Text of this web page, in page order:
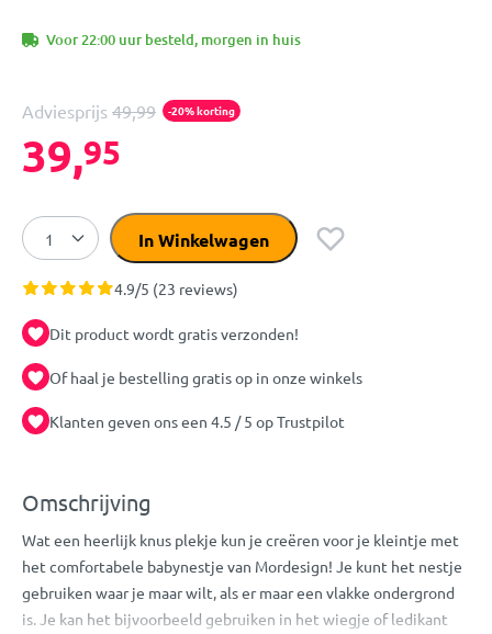
Voor 22:00 uur besteld, morgen in huis
Adviesprijs 49,99 -20% korting
39,95
In Winkelwagen
4.9/5 (23 reviews)
Dit product wordt gratis verzonden!
Of haal je bestelling gratis op in onze winkels
Klanten geven ons een 4.5 / 5 op Trustpilot
Omschrijving
Wat een heerlijk knus plekje kun je creëren voor je kleintje met
het comfortabele babynestje van Mordesign! Je kunt het nestje
gebruiken waar je maar wilt, als er maar een vlakke ondergrond
is. Je kan het bijvoorbeeld gebruiken in het wiegje of ledikant